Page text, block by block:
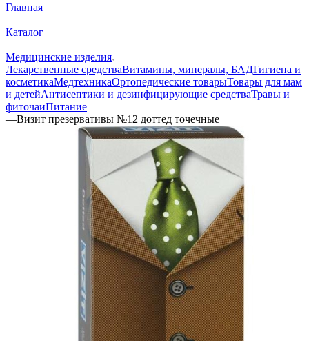
Главная
—
Каталог
—
Медицинские изделия
Лекарственные средстваВитамины, минералы, БАДГигиена и
косметикаМедтехникаОртопедические товарыТовары для мам
и детейАнтисептики и дезинфицирующие средстваТравы и
фиточаиПитание
—Визит презервативы №12 доттед точечные